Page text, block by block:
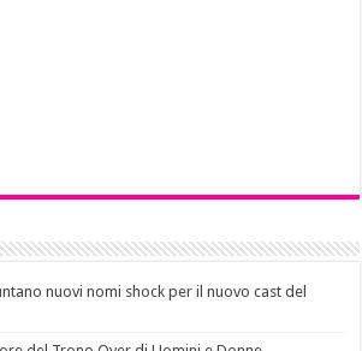
nuovi nomi shock per il nuovo cast del